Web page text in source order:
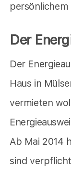
persönlichem
Der
Der
Haus in
vermieten
Ab Mai 2014
sind